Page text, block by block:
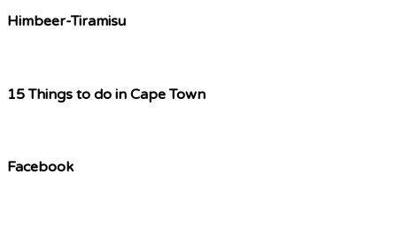
Himbeer-Tiramisu
15 Things to do in Cape Town
Facebook